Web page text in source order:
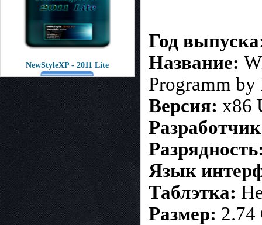
NewStyleXP - 2011 Lite
Год выпуска
Название:
Programm by
Версия: x86
Язык
Таблэтка:
Размер: 2.74